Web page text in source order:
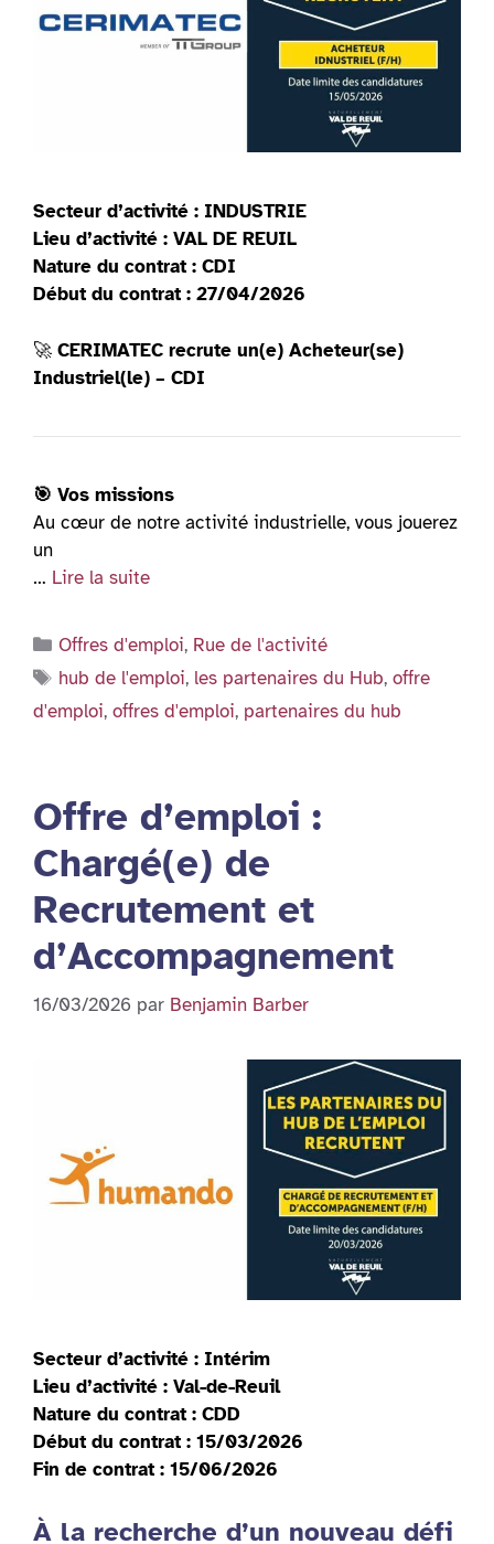
Secteur d’activité : INDUSTRIE
Lieu d’activité : VAL DE REUIL
Nature du contrat : CDI
Début du contrat : 27/04/2026
🚀 CERIMATEC recrute un(e) Acheteur(se)
Industriel(le) – CDI
🎯 Vos missions
Au cœur de notre activité industrielle, vous jouerez
un
… Lire la suite
Catégories
Offres d'emploi, Rue de l'activité
Étiquettes
hub de l'emploi, les partenaires du Hub,offre
d'emploi, offres d'emploi, partenaires du hub
Offre d’emploi :
Chargé(e) de
Recrutement et
d’Accompagnement
16/03/2026 par Benjamin Barber
Secteur d’activité : Intérim
Lieu d’activité : Val-de-Reuil
Nature du contrat : CDD
Début du contrat : 15/03/2026
Fin de contrat : 15/06/2026
À la recherche d’un nouveau défi